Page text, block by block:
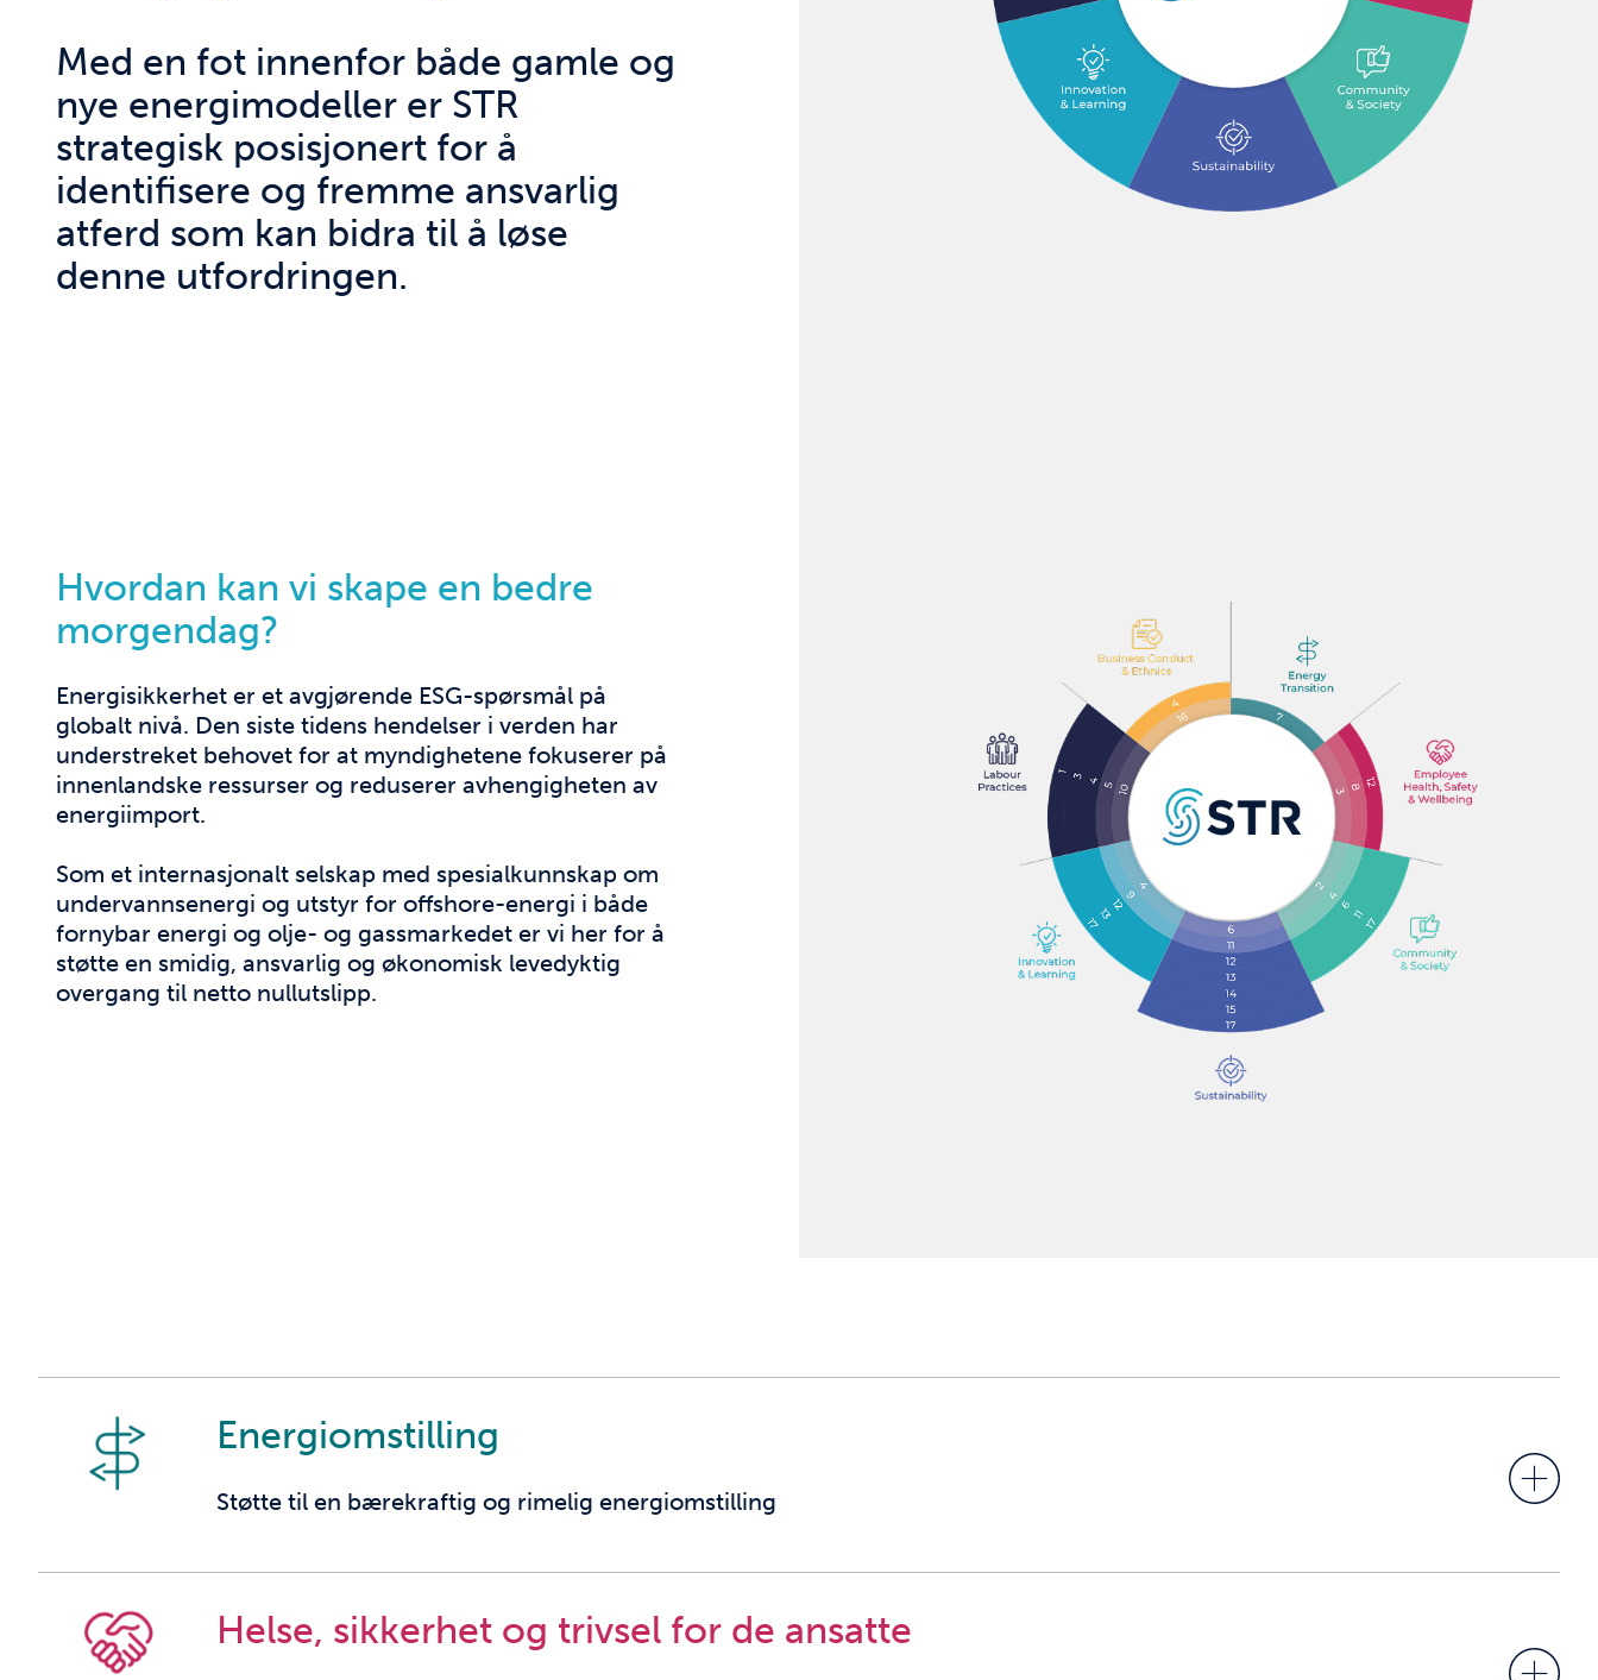
Med en fot innenfor både gamle og
nye energimodeller er STR
strategisk posisjonert for å
identifisere og fremme ansvarlig
atferd som kan bidra til å løse
denne utfordringen.
Hvordan kan vi skape en bedre
morgendag?
Energisikkerhet er et avgjørende ESG-spørsmål på
globalt nivå. Den siste tidens hendelser i verden har
understreket behovet for at myndighetene fokuserer på
innenlandske ressurser og reduserer avhengigheten av
energiimport.
Som et internasjonalt selskap med spesialkunnskap om
undervannsenergi og utstyr for offshore-energi i både
fornybar energi og olje- og gassmarkedet er vi her for å
støtte en smidig, ansvarlig og økonomisk levedyktig
overgang til netto nullutslipp.
Energiomstilling
Støtte til en bærekraftig og rimelig energiomstilling
Helse, sikkerhet og trivsel for de ansatte